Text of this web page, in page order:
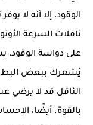
الوقود، إلا أنه لا
ناقلات السرعة
يُشعرك ببعض البطء
الناقل قد لا يرضي
بالقوة. أيضًا،